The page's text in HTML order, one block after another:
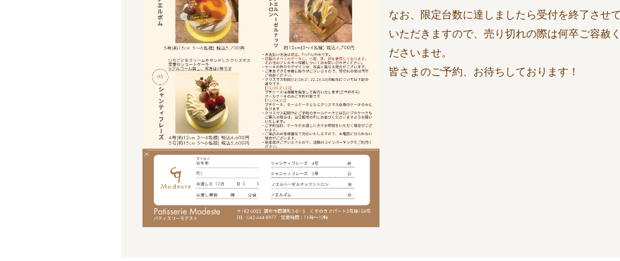
なお、限定台数に達しましたら受付を終了させて
いただきますので、売り切れの際は何卒ご容赦く
ださいませ。
皆さまのご予約、お待ちしております！